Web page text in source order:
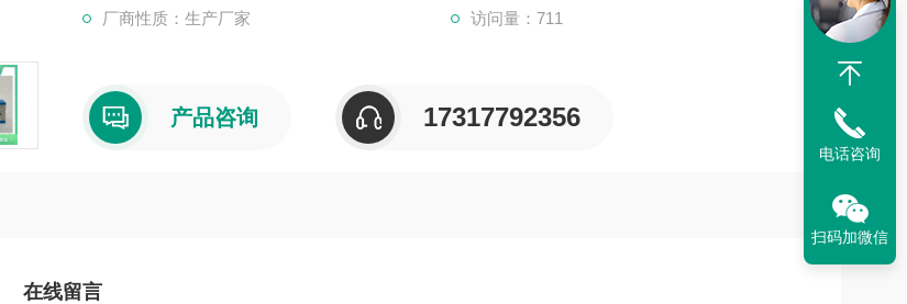
厂商性质：生产厂家 访问量：711
产品咨询 17317792356
在线留言
电话咨询
扫码加微信